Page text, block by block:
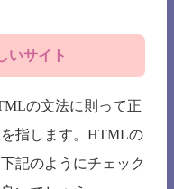
いサイト
の文法に則って正
指します。HTMLの
記のようにチェック